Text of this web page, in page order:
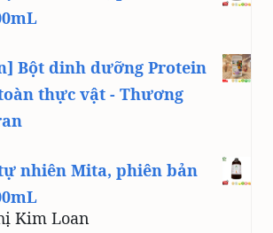
Bột dinh dưỡng Protein
thực vật - Thương
nhiên Mita, phiên bản
Kim Loan